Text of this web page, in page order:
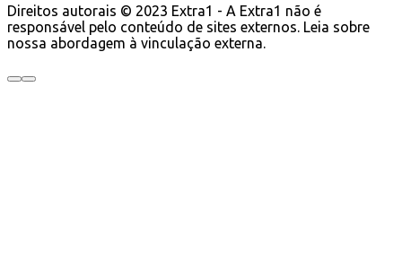
Direitos autorais © 2023 Extra1 - A Extra1 não é
responsável pelo conteúdo de sites externos. Leia sobre
nossa abordagem à vinculação externa.